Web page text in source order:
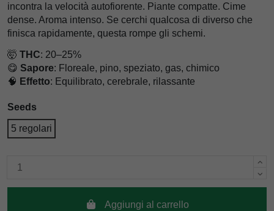
incontra la velocità autofiorente. Piante compatte. Cime
dense. Aroma intenso. Se cerchi qualcosa di diverso che
finisca rapidamente, questa rompe gli schemi.
🤯 THC: 20–25%
😋 Sapore: Floreale, pino, speziato, gas, chimico
🧠 Effetto: Equilibrato, cerebrale, rilassante
Seeds
5 regolari
Aggiungi al carrello